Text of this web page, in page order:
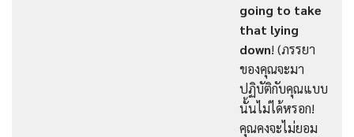
going to take
that lying
down! (ภรรยา
ของคุณจะมา
ปฏิบัติกับคุณแบบ
นั้นไม่ได้หรอก!
คุณคงจะไม่ยอม